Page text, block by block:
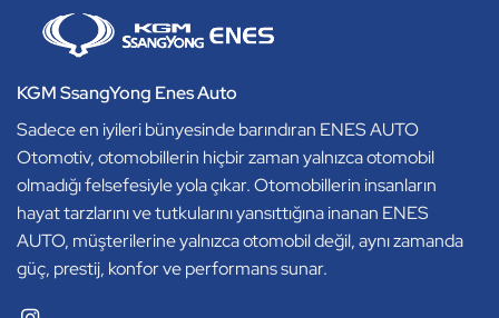
KGM SsangYong Enes Auto
Sadece en iyileri bünyesinde barındıran ENES AUTO
Otomotiv, otomobillerin hiçbir zaman yalnızca otomobil
olmadığı felsefesiyle yola çıkar. Otomobillerin insanların
hayat tarzlarını ve tutkularını yansıttığına inanan ENES
AUTO, müşterilerine yalnızca otomobil değil, aynı zamanda
güç, prestij, konfor ve performans sunar.